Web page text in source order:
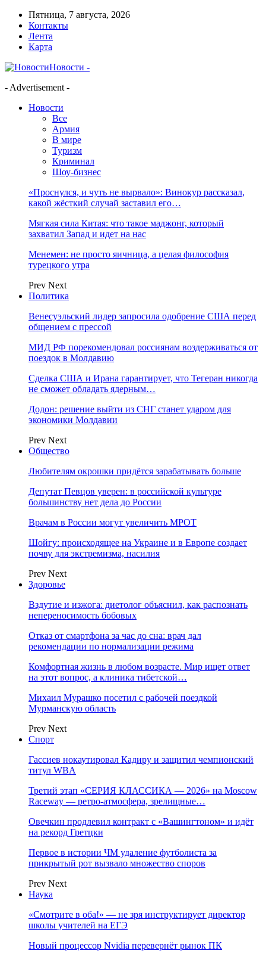
Пятница, 7 августа, 2026
Контакты
Лента
Карта
Новости -
- Advertisement -
Новости
Все
Армия
В мире
Туризм
Криминал
Шоу-бизнес
«Проснулся, и чуть не вырвало»: Винокур рассказал,
какой жёсткий случай заставил его…
Мягкая сила Китая: что такое маджонг, который
захватил Запад и идет на нас
Менемен: не просто яичница, а целая философия
турецкого утра
Prev Next
Политика
Венесуэльский лидер запросила одобрение США перед
общением с прессой
МИД РФ порекомендовал россиянам воздерживаться от
поездок в Молдавию
Сделка США и Ирана гарантирует, что Тегеран никогда
не сможет обладать ядерным…
Додон: решение выйти из СНГ станет ударом для
экономики Молдавии
Prev Next
Общество
Любителям окрошки придётся зарабатывать больше
Депутат Певцов уверен: в российской культуре
большинству нет дела до России
Врачам в России могут увеличить МРОТ
Шойгу: происходящее на Украине и в Европе создает
почву для экстремизма, насилия
Prev Next
Здоровье
Вздутие и изжога: диетолог объяснил, как распознать
непереносимость бобовых
Отказ от смартфона за час до сна: врач дал
рекомендации по нормализации режима
Комфортная жизнь в любом возрасте. Мир ищет ответ
на этот вопрос, а клиника тибетской…
Михаил Мурашко посетил с рабочей поездкой
Мурманскую область
Prev Next
Спорт
Гассиев нокаутировал Кадиру и защитил чемпионский
титул WBA
Третий этап «СЕРИЯ КЛАССИКА — 2026» на Moscow
Raceway — ретро‑атмосфера, зрелищные…
Овечкин продлевил контракт с «Вашингтоном» и идёт
на рекорд Гретцки
Первое в истории ЧМ удаление футболиста за
прикрытый рот вызвало множество споров
Prev Next
Наука
«Смотрите в оба!» — не зря инструктирует директор
школы учителей на ЕГЭ
Новый процессор Nvidia перевернёт рынок ПК